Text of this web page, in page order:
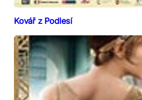
Kovář z Podlesí